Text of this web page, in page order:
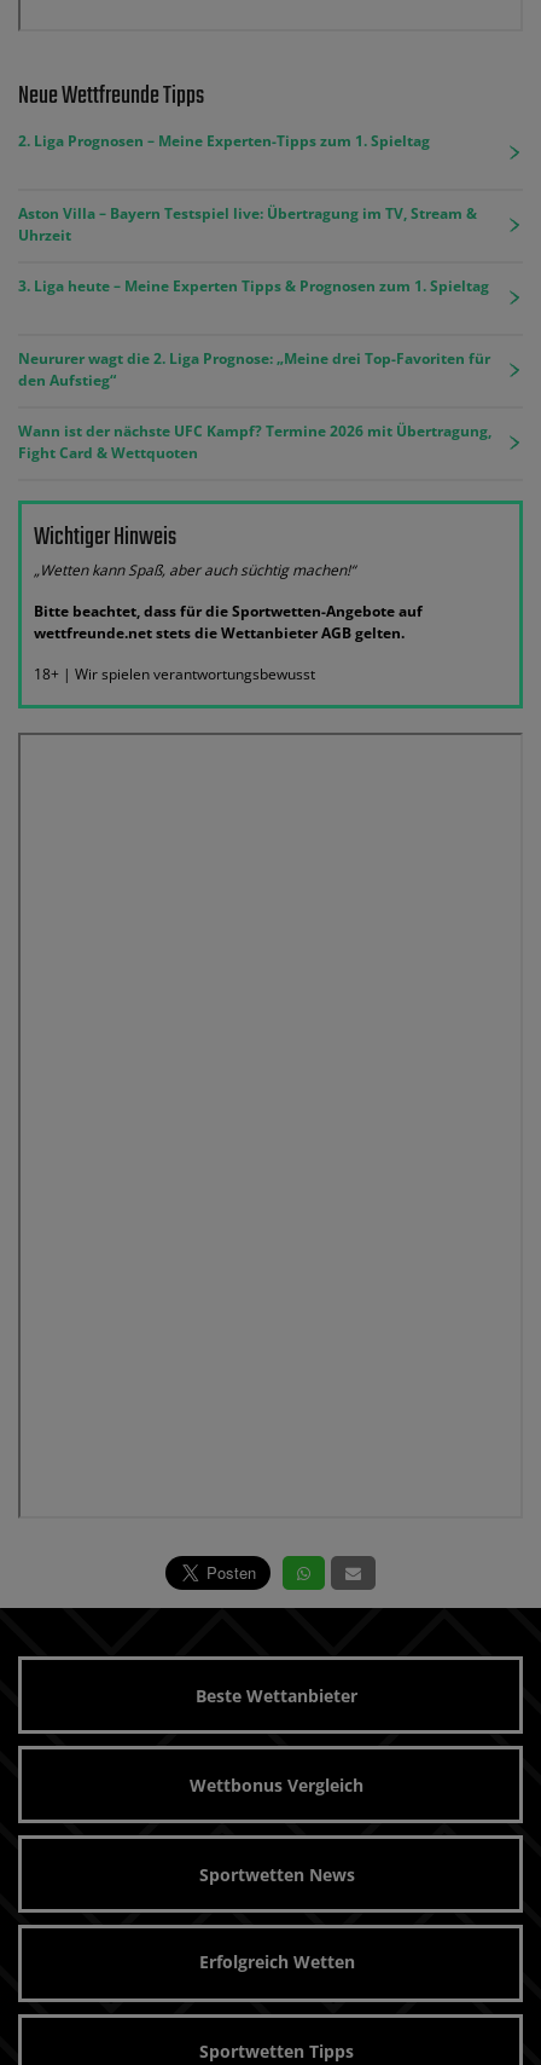
Neue Wettfreunde Tipps
2. Liga Prognosen – Meine Experten-Tipps zum 1. Spieltag
Aston Villa – Bayern Testspiel live: Übertragung im TV, Stream &
Uhrzeit
3. Liga heute – Meine Experten Tipps & Prognosen zum 1. Spieltag
Neururer wagt die 2. Liga Prognose: „Meine drei Top-Favoriten für
den Aufstieg“
Wann ist der nächste UFC Kampf? Termine 2026 mit Übertragung,
Fight Card & Wettquoten
Wichtiger Hinweis
„Wetten kann Spaß, aber auch süchtig machen!“
Bitte beachtet, dass für die Sportwetten-Angebote auf
wettfreunde.net stets die Wettanbieter AGB gelten.
18+ | Wir spielen verantwortungsbewusst
Beste Wettanbieter
Wettbonus Vergleich
Sportwetten News
Erfolgreich Wetten
Sportwetten Tipps